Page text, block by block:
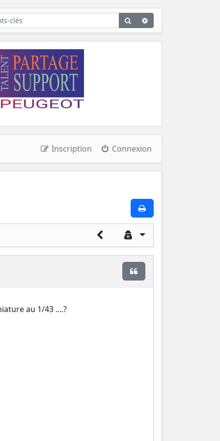
Rechercher
avancée
Inscription Connexion
au 1/43 ....?